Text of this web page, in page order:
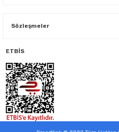
Sözleşmeler
ETBİS